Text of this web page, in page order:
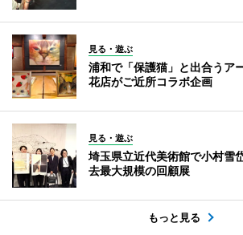
見る・遊ぶ
浦和で「保護猫」と出合う
花店がご近所コラボ企画
見る・遊ぶ
埼玉県立近代美術館で小村
去最大規模の回顧展
もっと見る